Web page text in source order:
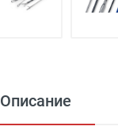
Описание